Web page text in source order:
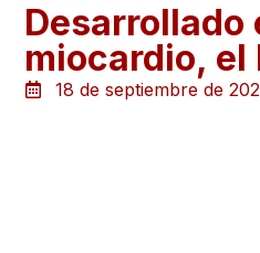
miocardio, el
18 de septiembre de